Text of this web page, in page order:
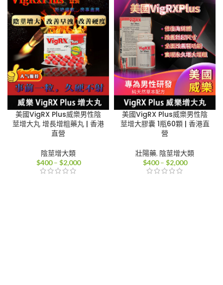
美國VigRX Plus威樂男性陰
莖增大丸 增長增粗藥丸 | 香港
直營
陰莖增大類
$400 – $2,000價
美國VigRX Plus威樂男性陰
莖增大膠囊 1瓶60顆 | 香港直
營
壯陽藥, 陰莖增大類
$400 – $2,000價